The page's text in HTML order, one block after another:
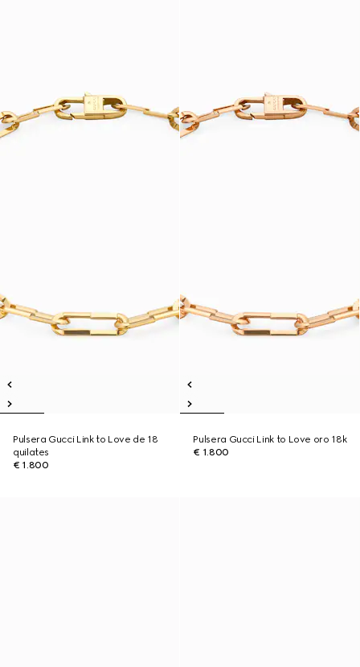
Pulsera Gucci Link to Love de 18
quilates
€ 1.800
Pulsera Gucci Link to Love oro 18k
€ 1.800